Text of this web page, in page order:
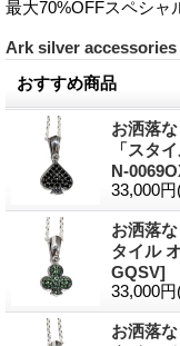
最大70%OFFスペシャ
Ark silver accessories
おすすめ商品
お洒落
「スタ
N-
33,000円
お洒落
タイル
GQSV]
33,000円
お洒落